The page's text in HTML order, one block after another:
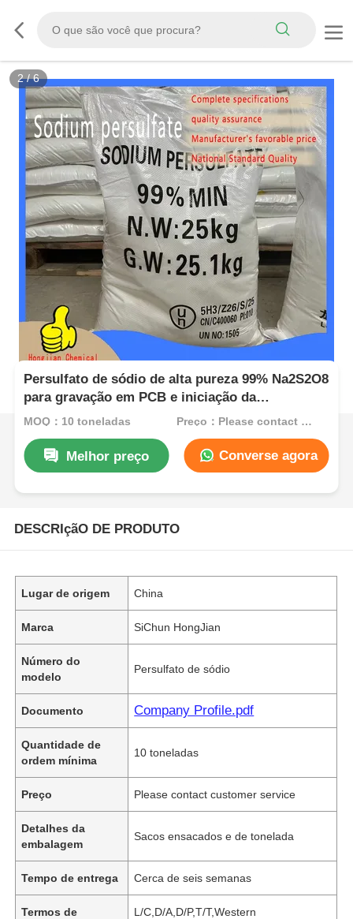
2/6
Persulfato de sódio de alta pureza 99% Na2S2O8
para gravação em PCB e iniciação da
polimerização
MOQ：10 toneladas Preço：Please contact customer service
Melhor preço Converse agora
DESCRIçãO DE PRODUTO
Lugar de origem China
Marca SiChun HongJian
Número do
modelo
Persulfato de sódio
Documento Company Profile.pdf
Quantidade de
ordem mínima
10 toneladas
Preço Please contact customer service
Detalhes da
embalagem
Sacos ensacados e de tonelada
Tempo de entrega Cerca de seis semanas
Termos de
L/C,D/A,D/P,T/T,Western